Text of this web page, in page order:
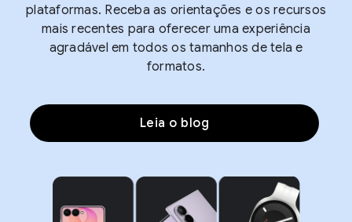
plataformas. Receba as orientações e os recursos
mais recentes para oferecer uma experiência
agradável em todos os tamanhos de tela e
formatos.
Leia o blog